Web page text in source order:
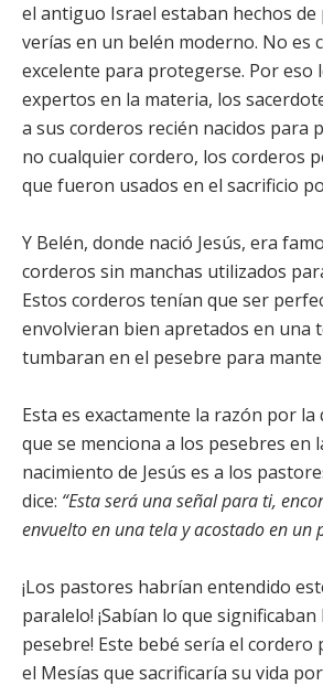
el antiguo Israel estaban hechos de
verías en un belén moderno. No es
excelente para protegerse. Por eso
expertos en la materia, los
a sus corderos recién nacidos para
no cualquier cordero, los corderos
que fueron usados en el sacrificio
Y Belén, donde nació Jesús, era
corderos sin manchas utilizados
Estos corderos tenían que ser
envolvieran bien apretados en una
tumbaran en el pesebre para
Esta es exactamente la razón por la
que se menciona a los pesebres en
nacimiento de Jesús es a los
dice: “Esta será una señal para ti,
envuelto en una tela y acostado en un
¡Los pastores habrían entendido
paralelo! ¡Sabían lo que significaban
pesebre! Este bebé sería el cordero
el Mesías que sacrificaría su vida